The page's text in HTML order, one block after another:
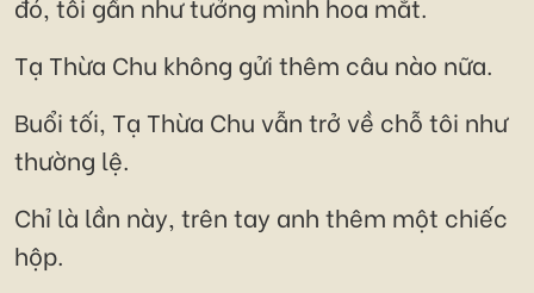
Tạ Thừa Chu không gửi thêm câu nào nữa.
Buổi tối, Tạ Thừa Chu vẫn trở về chỗ tôi như
thường lệ.
Chỉ là lần này, trên tay anh thêm một chiếc
hộp.